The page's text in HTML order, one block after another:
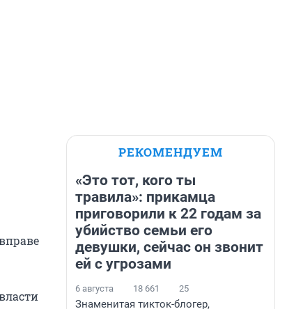
РЕКОМЕНДУЕМ
«Это тот, кого ты
травила»: прикамца
приговорили к 22 годам за
убийство семьи его
девушки, сейчас он звонит
ей с угрозами
6 августа 18 661 25
Знаменитая тикток-блогер,